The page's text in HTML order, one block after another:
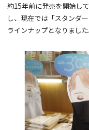
約15年前に発売を開始し
し、現在では「スタンダ
ラインナップとなりました